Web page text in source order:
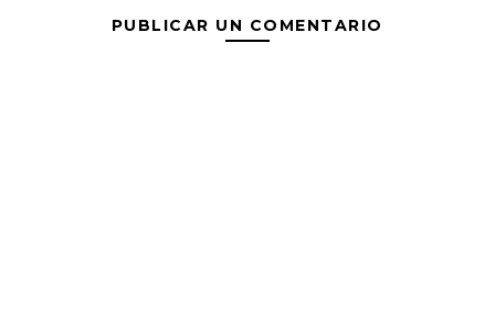
PUBLICAR UN COMENTARIO